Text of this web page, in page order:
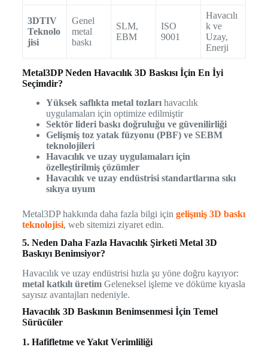
3DTIV
Teknolo
jisi
Genel
metal
baskı
SLM,
EBM
ISO
9001
Havacılı
k ve
Uzay,
Enerji
Metal3DP Neden Havacılık 3D Baskısı İçin En İyi
Seçimdir?
Yüksek saflıkta metal tozlarıhavacılık
uygulamaları için optimize edilmiştir
Sektör lideri baskı doğruluğu ve güvenilirliği
Gelişmiş toz yatak füzyonu (PBF) ve SEBM
teknolojileri
Havacılık ve uzay uygulamaları için
özelleştirilmiş çözümler
Havacılık ve uzay endüstrisi standartlarına sıkı
sıkıya uyum
Metal3DP hakkında daha fazla bilgi için gelişmiş 3D baskı
teknolojisi, web sitemizi ziyaret edin.
5. Neden Daha Fazla Havacılık Şirketi Metal 3D
Baskıyı Benimsiyor?
Havacılık ve uzay endüstrisi hızla şu yöne doğru kayıyor:
metal katkılı üretimGeleneksel işleme ve döküme kıyasla
sayısız avantajları nedeniyle.
Havacılık 3D Baskının Benimsenmesi İçin Temel
Sürücüler
1. Hafifletme ve Yakıt Verimliliği